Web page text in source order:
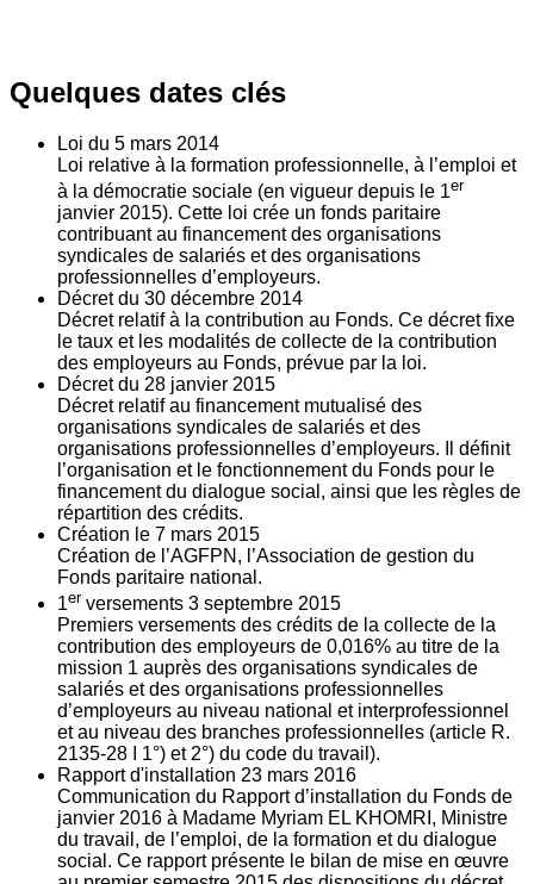
Quelques dates clés
Loi du 5 mars 2014
Loi relative à la formation professionnelle, à l’emploi et
à la démocratie sociale (en vigueur depuis le 1er
janvier 2015). Cette loi crée un fonds paritaire
contribuant au financement des organisations
syndicales de salariés et des organisations
professionnelles d’employeurs.
Décret du 30 décembre 2014
Décret relatif à la contribution au Fonds. Ce décret fixe
le taux et les modalités de collecte de la contribution
des employeurs au Fonds, prévue par la loi.
Décret du 28 janvier 2015
Décret relatif au financement mutualisé des
organisations syndicales de salariés et des
organisations professionnelles d’employeurs. Il définit
l’organisation et le fonctionnement du Fonds pour le
financement du dialogue social, ainsi que les règles de
répartition des crédits.
Création le 7 mars 2015
Création de l’AGFPN, l’Association de gestion du
Fonds paritaire national.
1er versements 3 septembre 2015
Premiers versements des crédits de la collecte de la
contribution des employeurs de 0,016% au titre de la
mission 1 auprès des organisations syndicales de
salariés et des organisations professionnelles
d’employeurs au niveau national et interprofessionnel
et au niveau des branches professionnelles (article R.
2135‐28 I 1°) et 2°) du code du travail).
Rapport d'installation 23 mars 2016
Communication du Rapport d’installation du Fonds de
janvier 2016 à Madame Myriam EL KHOMRI, Ministre
du travail, de l’emploi, de la formation et du dialogue
social. Ce rapport présente le bilan de mise en œuvre